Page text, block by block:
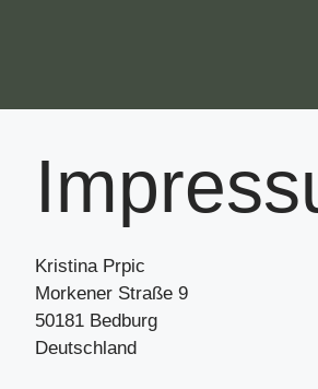
Kristina Prpic
Morkener Straße 9
50181 Bedburg
Deutschland